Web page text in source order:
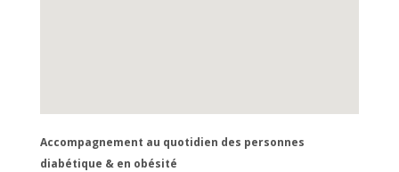
Accompagnement au quotidien des personnes
diabétique & en obésité